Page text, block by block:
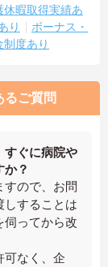
休暇取得実績あ
り
ボーナス・
制度あり
るご質問
すぐに病院や
か？
すので、お問
しすることは
伺ってから改
可なく、企